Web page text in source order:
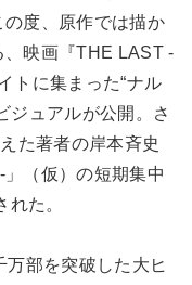
度、原作では描か
、映画『THE LAST -
トに集まった“ナル
ジュアルが公開。さ
た著者の岸本斉史
（仮）の短期集中
た。
部を突破した大ヒ